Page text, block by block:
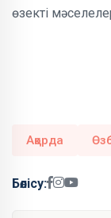
өзекті
Ақорда
Бөлісу: